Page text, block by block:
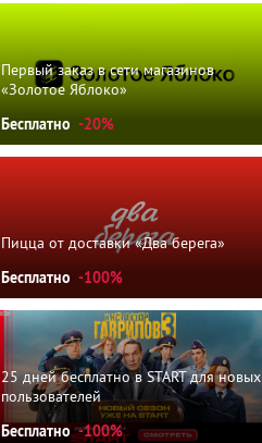
Первый заказ в сети магазинов
«Золотое Яблоко»
Бесплатно -20%
Пицца от доставки «Два берега»
Бесплатно -100%
25 дней бесплатно в START для новых
пользователей
Бесплатно -100%